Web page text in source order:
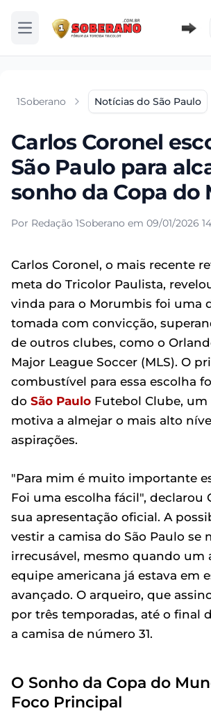
Abrir menu
1Soberano Notícias do São Paulo
Carlos Coronel
São Paulo para
sonho da Copa do
Por Redação 1Soberano em 09/01/2026
Carlos Coronel, o mais recente
meta do Tricolor Paulista,
vinda para o Morumbis foi uma
tomada com convicção,
de outros clubes, como o
Major League Soccer (MLS). O
combustível para essa escolha
do São Paulo Futebol Clube,
motiva a almejar o mais alto
aspirações.
"Para mim é muito importante
Foi uma escolha fácil", declarou
sua apresentação oficial. A
vestir a camisa do São Paulo se
irrecusável, mesmo quando um
equipe americana já estava em
avançado. O arqueiro, que
por três temporadas, até o final
a camisa de número 31.
O Sonho da Copa do
Foco Principal